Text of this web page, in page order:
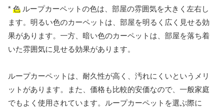
* 色 ループカーペットの色は、部屋の雰囲気を大きく左右し
ます。明るい色のカーペットは、部屋を明るく広く見せる効
果があります。一方、暗い色のカーペットは、部屋を落ち着
いた雰囲気に見せる効果があります。
ループカーペットは、耐久性が高く、汚れにくいというメリ
ットがあります。また、価格も比較的安価なので、一般家庭
でもよく使用されています。ループカーペットを選ぶ際に